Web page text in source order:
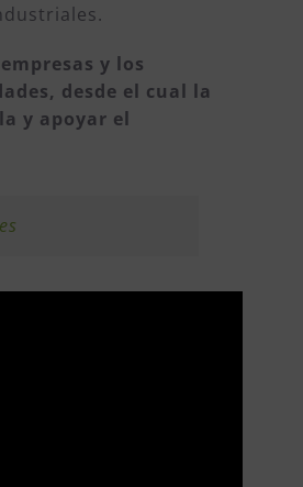
y los
desde el cual la
y apoyar el